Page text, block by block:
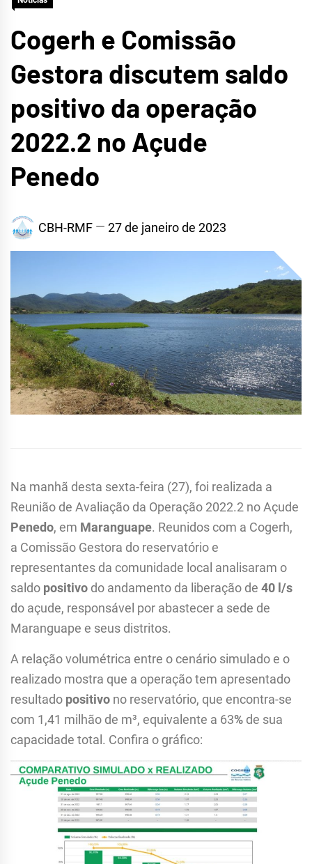
METROPOLITANA DE
FORTALEZA
Cogerh e Comissão
Gestora discutem saldo
positivo da operação
2022.2 no Açude
Penedo
CBH-RMF 27 de janeiro de 2023
Na manhã desta sexta-feira (27), foi realizada a
Reunião de Avaliação da Operação 2022.2 no Açude
Penedo, em Maranguape. Reunidos com a Cogerh,
a Comissão Gestora do reservatório e
representantes da comunidade local analisaram o
saldo positivo do andamento da liberação de 40 l/s
do açude, responsável por abastecer a sede de
Maranguape e seus distritos.
A relação volumétrica entre o cenário simulado e o
realizado mostra que a operação tem apresentado
resultado positivo no reservatório, que encontra-se
com 1,41 milhão de m³, equivalente a 63% de sua
capacidade total. Confira o gráfico: